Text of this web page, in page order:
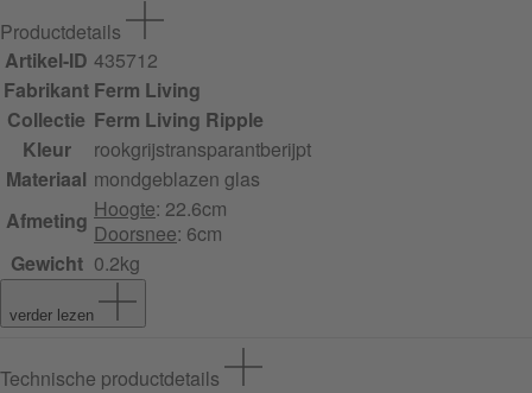
Productdetails
Artikel-ID 435712
Fabrikant Ferm Living
Collectie Ferm Living Ripple
Kleur
rookgrijstransparantberijpt
Materiaal mondgeblazen glas
Afmeting Hoogte: 22.6cm
Doorsnee: 6cm
Gewicht 0.2kg
verder lezen
Technische productdetails